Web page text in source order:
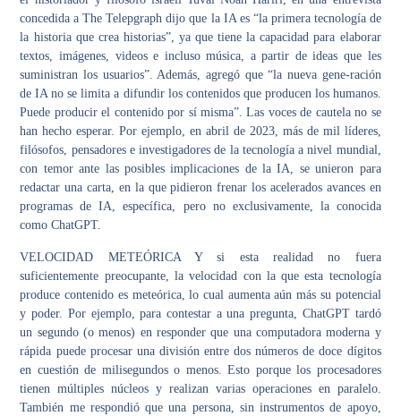
concedida a The Telepgraph dijo que la IA es “la primera tecnología de
la historia que crea historias”, ya que tiene la capacidad para elaborar
textos, imágenes, videos e incluso música, a partir de ideas que les
suministran los usuarios”. Además, agregó que “la nueva gene-ración
de IA no se limita a difundir los contenidos que producen los humanos.
Puede producir el contenido por sí misma”. Las voces de cautela no se
han hecho esperar. Por ejemplo, en abril de 2023, más de mil líderes,
filósofos, pensadores e investigadores de la tecnología a nivel mundial,
con temor ante las posibles implicaciones de la IA, se unieron para
redactar una carta, en la que pidieron frenar los acelerados avances en
programas de IA, específica, pero no exclusivamente, la conocida
como ChatGPT.
VELOCIDAD METEÓRICA Y si esta realidad no fuera
suficientemente preocupante, la velocidad con la que esta tecnología
produce contenido es meteórica, lo cual aumenta aún más su potencial
y poder. Por ejemplo, para contestar a una pregunta, ChatGPT tardó
un segundo (o menos) en responder que una computadora moderna y
rápida puede procesar una división entre dos números de doce dígitos
en cuestión de milisegundos o menos. Esto porque los procesadores
tienen múltiples núcleos y realizan varias operaciones en paralelo.
También me respondió que una persona, sin instrumentos de apoyo,